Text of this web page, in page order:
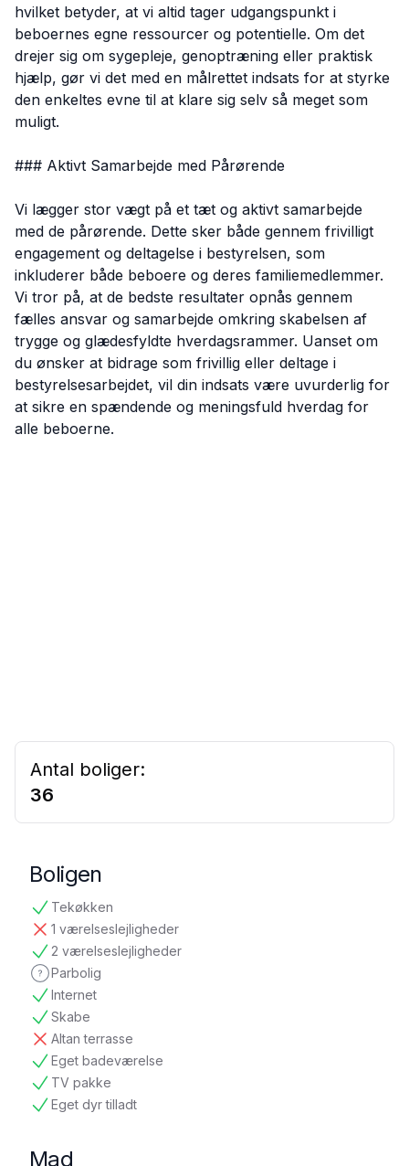
hvilket betyder, at vi altid tager udgangspunkt i
beboernes egne ressourcer og potentielle. Om det
drejer sig om sygepleje, genoptræning eller praktisk
hjælp, gør vi det med en målrettet indsats for at styrke
den enkeltes evne til at klare sig selv så meget som
muligt.
### Aktivt Samarbejde med Pårørende
Vi lægger stor vægt på et tæt og aktivt samarbejde
med de pårørende. Dette sker både gennem frivilligt
engagement og deltagelse i bestyrelsen, som
inkluderer både beboere og deres familiemedlemmer.
Vi tror på, at de bedste resultater opnås gennem
fælles ansvar og samarbejde omkring skabelsen af
trygge og glædesfyldte hverdagsrammer. Uanset om
du ønsker at bidrage som frivillig eller deltage i
bestyrelsesarbejdet, vil din indsats være uvurderlig for
at sikre en spændende og meningsfuld hverdag for
alle beboerne.
Antal boliger:
36
Boligen
Tekøkken
tilgængelig
1 værelseslejligheder
ikke tilgængelig
2 værelseslejligheder
tilgængelig
Parbolig
ikke oplyst
Internet
tilgængelig
Skabe
tilgængelig
Altan terrasse
ikke tilgængelig
Eget badeværelse
tilgængelig
TV pakke
tilgængelig
Eget dyr tilladt
tilgængelig
Mad